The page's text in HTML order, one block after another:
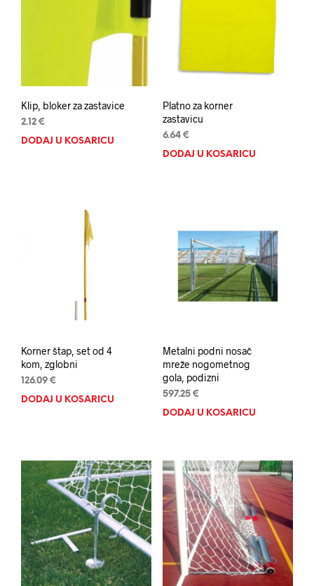
Klip, bloker za zastavice
2.12 €
DODAJ U KOŠARICU
Platno za korner
zastavicu
6.64 €
DODAJ U KOŠARICU
Korner štap, set od 4
kom, zglobni
126.09 €
DODAJ U KOŠARICU
Metalni podni nosač
mreže nogometnog
gola, podizni
597.25 €
DODAJ U KOŠARICU